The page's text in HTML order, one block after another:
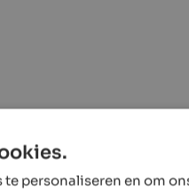
personaliseren en om